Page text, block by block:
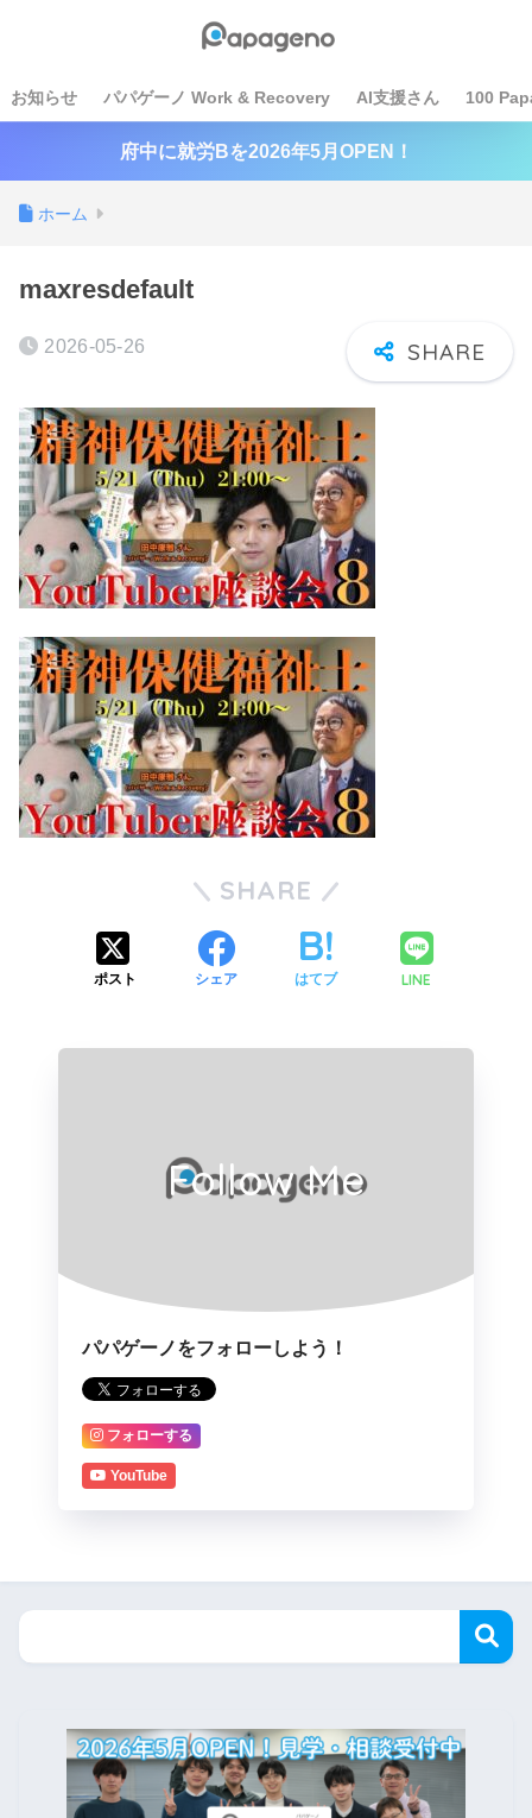
お知らせ パパゲーノ Work & Recovery AI支援さん 100
府中に就労Bを2026年5月OPEN！
ホーム
maxresdefault
2026-05-26
SHARE
ポスト シェア はてブ LINE
Follow Me
パパゲーノをフォローしよう！
フォローする
YouTube